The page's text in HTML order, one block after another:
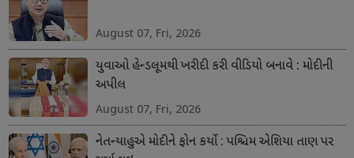
August 07, Fri, 2026
યુવાઓ હેન્ડલૂમથી ખરીદી કરી વીડિયો બનાવે : મોદીની
અપીલ
August 07, Fri, 2026
નેતન્યાહુએ મોદીને ફોન કર્યો : પશ્ચિમ એશિયા તાણ પર